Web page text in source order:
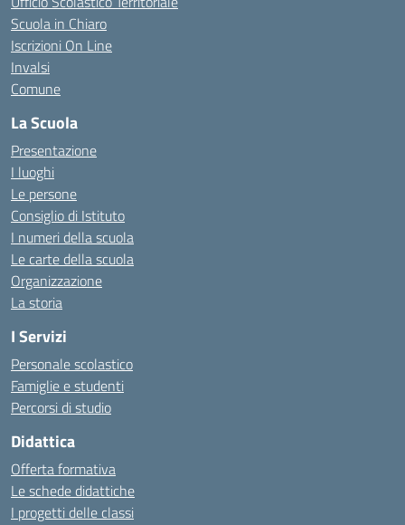
Scuola in Chiaro
Iscrizioni On Line
Invalsi
Comune
La Scuola
Presentazione
I luoghi
Le persone
Consiglio di Istituto
I numeri della scuola
Le carte della scuola
Organizzazione
La storia
I Servizi
Personale scolastico
Famiglie e studenti
Percorsi di studio
Didattica
Offerta formativa
Le schede didattiche
I progetti delle classi